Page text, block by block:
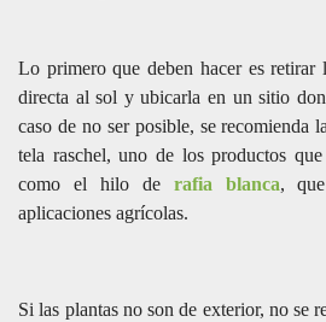
Lo primero que deben hacer es retirar
directa al sol y ubicarla en un sitio
caso de no ser posible, se recomienda
tela raschel, uno de los productos
como el hilo de rafia blanca,
aplicaciones agrícolas.
Si las plantas no son de exterior, no se